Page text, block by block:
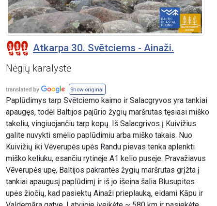
Atkarpa 30. Svētciems - Ainaži.
Nėgių karalystė
Show original
Paplūdimys tarp Svētciemo kaimo ir Salacgryvos yra tankiai
apaugęs, todėl Baltijos pajūrio žygių maršrutas tęsiasi miško
takeliu, vingiuojančiu tarp kopų. Iš Salacgrivos į Kuivižius
galite nuvykti smėlio paplūdimiu arba miško takais. Nuo
Kuivižių iki Vėverupės upės Randu pievas tenka aplenkti
miško keliuku, esančiu rytinėje A1 kelio pusėje. Pravažiavus
Vēverupės upę, Baltijos pakrantės žygių maršrutas grįžta į
tankiai apaugusį paplūdimį ir iš jo išeina šalia Blusupites
upės žiočių, kad pasiektų Ainaži prieplauką, eidami Kāpu ir